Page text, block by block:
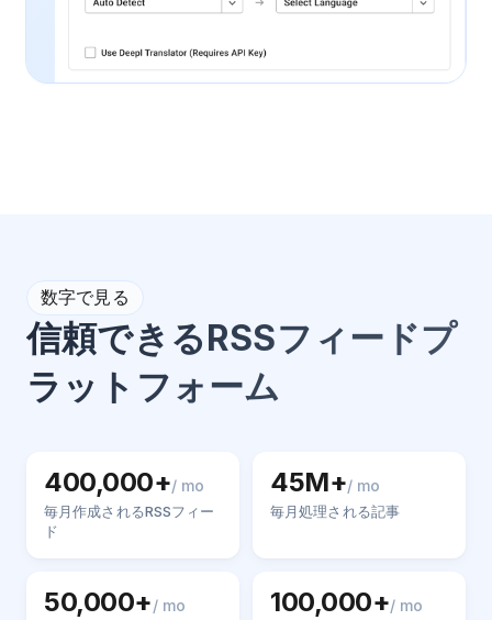
数字で見る
信頼できるRSSフィードプ
ラットフォーム
400,000+/ mo
毎月作成されるRSSフィー
ド
45M+/ mo
毎月処理される記事
50,000+/ mo 100,000+/ mo